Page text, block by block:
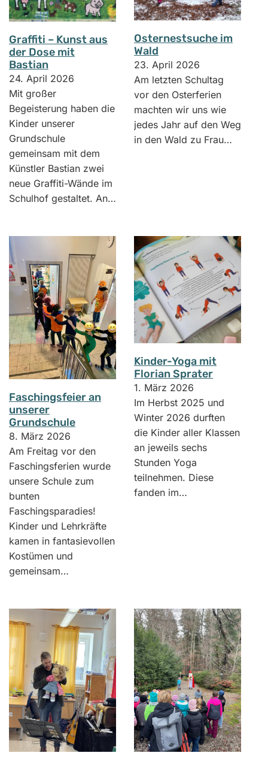
Graffiti – Kunst aus
der Dose mit
Bastian
24. April 2026
Mit großer
Begeisterung haben die
Kinder unserer
Grundschule
gemeinsam mit dem
Künstler Bastian zwei
neue Graffiti-Wände im
Schulhof gestaltet. An…
Osternestsuche im
Wald
23. April 2026
Am letzten Schultag
vor den Osterferien
machten wir uns wie
jedes Jahr auf den Weg
in den Wald zu Frau…
Faschingsfeier an
unserer
Grundschule
8. März 2026
Am Freitag vor den
Faschingsferien wurde
unsere Schule zum
bunten
Faschingsparadies!
Kinder und Lehrkräfte
kamen in fantasievollen
Kostümen und
gemeinsam…
Kinder-Yoga mit
Florian Sprater
1. März 2026
Im Herbst 2025 und
Winter 2026 durften
die Kinder aller Klassen
an jeweils sechs
Stunden Yoga
teilnehmen. Diese
fanden im…